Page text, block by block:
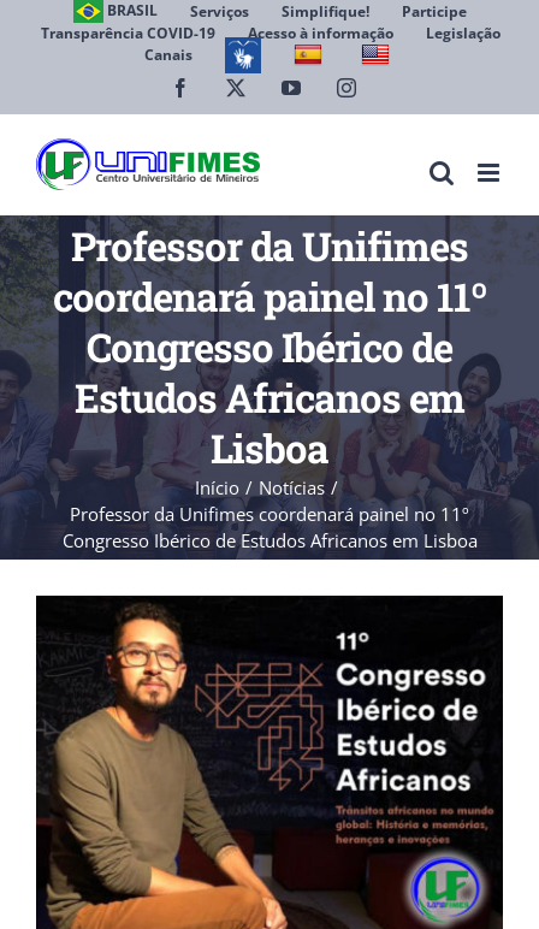
BRASIL Serviços Simplifique!
Participe
Transparência COVID-19
Acesso à informação
Legislação
Canais
Facebook YouTubeInstagram
Professor da Unifimes
coordenará painel no 11º
Congresso Ibérico de
Estudos Africanos em
Lisboa
Início
Notícias
Professor da Unifimes coordenará painel no 11º
Congresso Ibérico de Estudos Africanos em Lisboa
Larger
Image